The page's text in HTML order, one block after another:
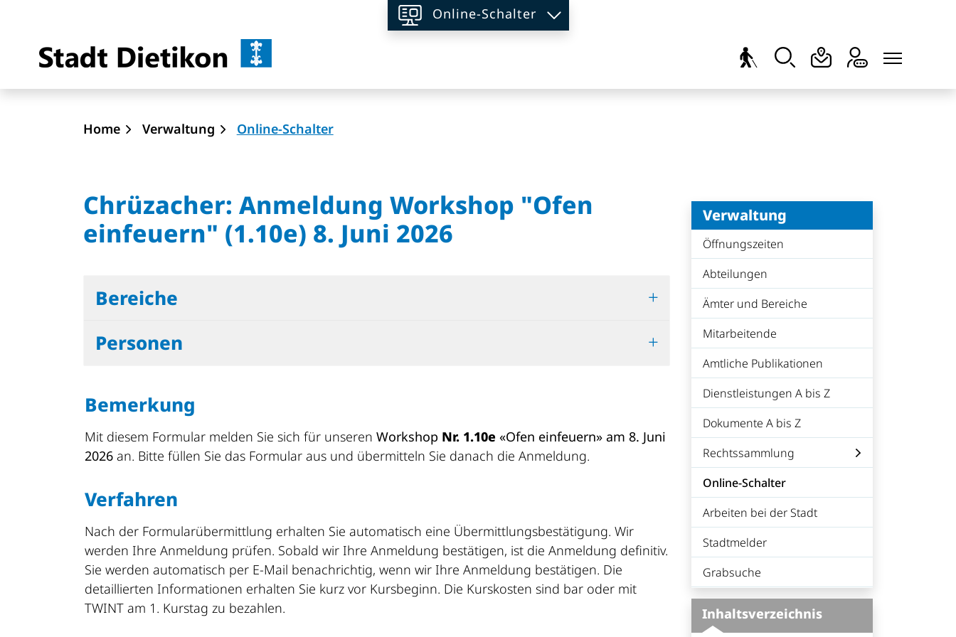
zur Startseite
Direkt zur Hauptnavigation
Direkt zum Inhalt
Direkt zur Suche
Direkt zum Stichwortverzeichnis
Online-Schalter
Home Verwaltung Online-Schalter(ausgewählt)
Verwaltung
Öffnungszeiten
Abteilungen
Ämter und Bereiche
Mitarbeitende
Amtliche Publikationen
Dienstleistungen A bis Z
Dokumente A bis Z
Rechtssammlung
Online-Schalter
(ausgewählt)
Arbeiten bei der Stadt
Stadtmelder
Grabsuche
Inhaltsverzeichnis
Chrüzacher: Anmeldung Workshop "Ofen
einfeuern" (1.10e) 8. Juni 2026
Bereiche
Personen
Bemerkung
Mit diesem Formular melden Sie sich für unseren Workshop Nr. 1.10e «Ofen einfeuern» am 8. Juni
2026 an. Bitte füllen Sie das Formular aus und übermitteln Sie danach die Anmeldung.
Verfahren
Nach der Formularübermittlung erhalten Sie automatisch eine Übermittlungsbestätigung. Wir
werden Ihre Anmeldung prüfen. Sobald wir Ihre Anmeldung bestätigen, ist die Anmeldung definitiv.
Sie werden automatisch per E-Mail benachrichtig, wenn wir Ihre Anmeldung bestätigen. Die
detaillierten Informationen erhalten Sie kurz vor Kursbeginn. Die Kurskosten sind bar oder mit
TWINT am 1. Kurstag zu bezahlen.